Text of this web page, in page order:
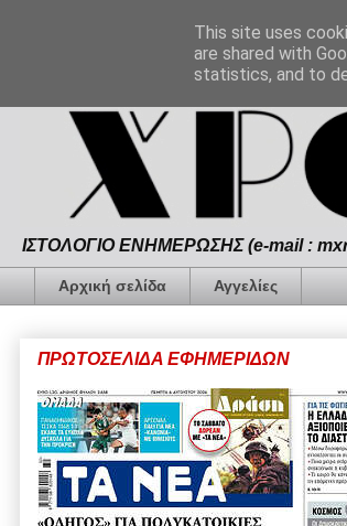
ΙΣΤΟΛΟΓΙΟ ΕΝΗΜΕΡΩΣΗΣ (e-mail :
Αρχική σελίδα Αγγελίες
ΠΡΩΤΟΣΕΛΙΔΑ ΕΦΗΜΕΡΙΔΩΝ
This site uses
are shared with
statistics, and to